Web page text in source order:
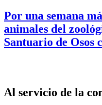
Por una semana
animales del
Santuario de Osos
Al servicio de la